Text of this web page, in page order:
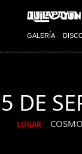
GALERÍA
5 DE
LUGAR